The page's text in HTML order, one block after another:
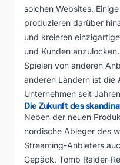
solchen Websites.
produzieren darüber
und kreieren
und Kunden
Spielen von anderen
anderen Ländern ist die
Unternehmen seit
Die Zukunft des
Neben der neuen
nordische Ableger des
Streaming-Anbieters
Gepäck. Tomb Raider-